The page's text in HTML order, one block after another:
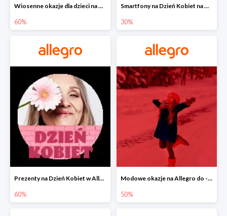
Wiosenne okazje dla dzieci na Allegro do -60%
60%
Smartfony na Dzień Kobiet na Allegro do -30%
30%
Prezenty na Dzień Kobiet w Allegro do -60%
60%
Modowe okazje na Allegro do -50%
50%